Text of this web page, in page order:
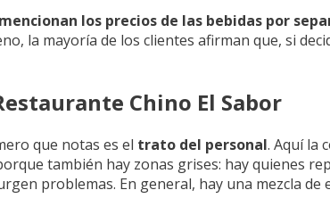
mencionan los precios de las bebidas por
la mayoría de los clientes afirman que, si
Chino El Sabor
que notas es el trato del personal. Aquí la
también hay zonas grises: hay quienes
problemas. En general, hay una mezcla